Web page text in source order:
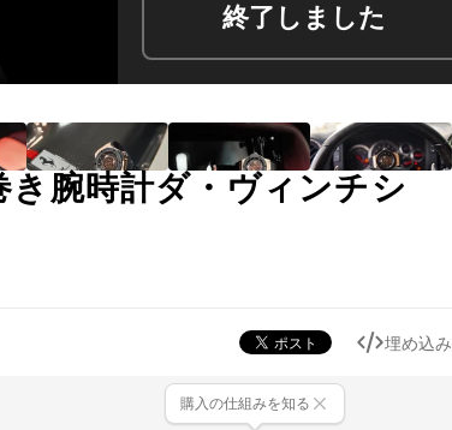
終了しました
腕時計ダ・ヴィンチシ
埋め込み
購入の仕組みを知る